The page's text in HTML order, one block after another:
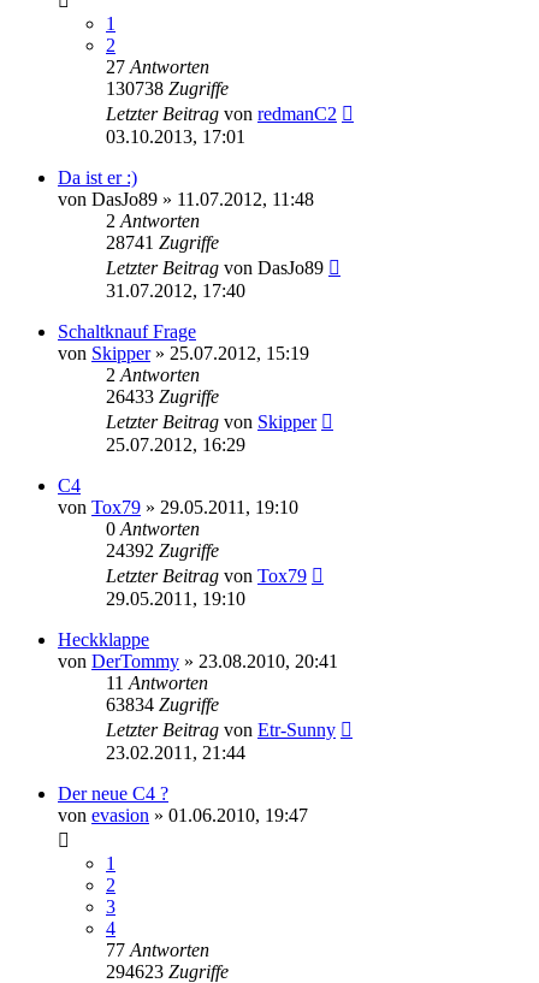
1
2
27 Antworten
130738 Zugriffe
Letzter Beitrag von redmanC2
03.10.2013, 17:01
Da ist er :)
von DasJo89 » 11.07.2012, 11:48
2 Antworten
28741 Zugriffe
Letzter Beitrag von DasJo89
31.07.2012, 17:40
Schaltknauf Frage
von Skipper» 25.07.2012, 15:19
2 Antworten
26433 Zugriffe
Letzter Beitrag von Skipper
25.07.2012, 16:29
C4
von Tox79 » 29.05.2011, 19:10
0 Antworten
24392 Zugriffe
Letzter Beitrag von Tox79
29.05.2011, 19:10
Heckklappe
von DerTommy » 23.08.2010, 20:41
11 Antworten
63834 Zugriffe
Letzter Beitrag von Etr-Sunny
23.02.2011, 21:44
Der neue C4 ?
von evasion » 01.06.2010, 19:47
1
2
3
4
77 Antworten
294623 Zugriffe